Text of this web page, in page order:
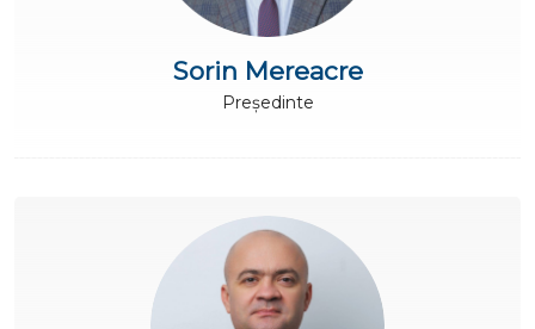
Sorin Mereacre
Președinte